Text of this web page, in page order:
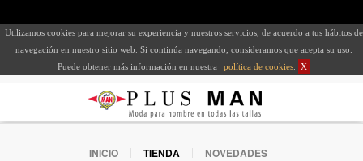
Utilizamos cookies para mejorar su experiencia y nuestros servicios, de acuerdo a tus hábitos de
navegación en nuestro sitio web. Si continúa navegando, consideramos que acepta su uso.
Puede obtener más información en nuestra
política de cookies X
INICIO TIENDA
NOVEDADES